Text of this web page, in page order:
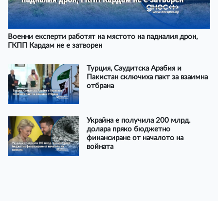
Военни експерти работят на мястото на падналия дрон,
ГКПП Кардам не е затворен
Турция, Саудитска Арабия и
Пакистан сключиха пакт за взаимна
отбрана
Украйна е получила 200 млрд.
долара пряко бюджетно
финансиране от началото на
войната